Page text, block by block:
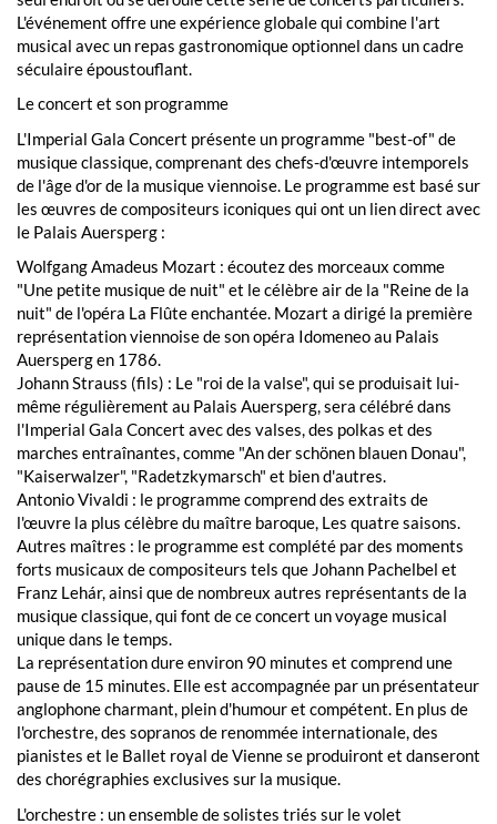
L'événement offre une expérience globale qui combine l'art
musical avec un repas gastronomique optionnel dans un cadre
séculaire époustouflant.
Le concert et son programme
L'Imperial Gala Concert présente un programme "best-of" de
musique classique, comprenant des chefs-d'œuvre intemporels
de l'âge d'or de la musique viennoise. Le programme est basé sur
les œuvres de compositeurs iconiques qui ont un lien direct avec
le Palais Auersperg :
Wolfgang Amadeus Mozart : écoutez des morceaux comme
"Une petite musique de nuit" et le célèbre air de la "Reine de la
nuit" de l'opéra La Flûte enchantée. Mozart a dirigé la première
représentation viennoise de son opéra Idomeneo au Palais
Auersperg en 1786.
Johann Strauss (fils) : Le "roi de la valse", qui se produisait lui-
même régulièrement au Palais Auersperg, sera célébré dans
l'Imperial Gala Concert avec des valses, des polkas et des
marches entraînantes, comme "An der schönen blauen Donau",
"Kaiserwalzer", "Radetzkymarsch" et bien d'autres.
Antonio Vivaldi : le programme comprend des extraits de
l'œuvre la plus célèbre du maître baroque, Les quatre saisons.
Autres maîtres : le programme est complété par des moments
forts musicaux de compositeurs tels que Johann Pachelbel et
Franz Lehár, ainsi que de nombreux autres représentants de la
musique classique, qui font de ce concert un voyage musical
unique dans le temps.
La représentation dure environ 90 minutes et comprend une
pause de 15 minutes. Elle est accompagnée par un présentateur
anglophone charmant, plein d'humour et compétent. En plus de
l'orchestre, des sopranos de renommée internationale, des
pianistes et le Ballet royal de Vienne se produiront et danseront
des chorégraphies exclusives sur la musique.
L'orchestre : un ensemble de solistes triés sur le volet